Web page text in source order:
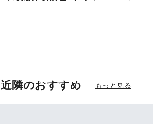
隣のおすすめ もっと見る